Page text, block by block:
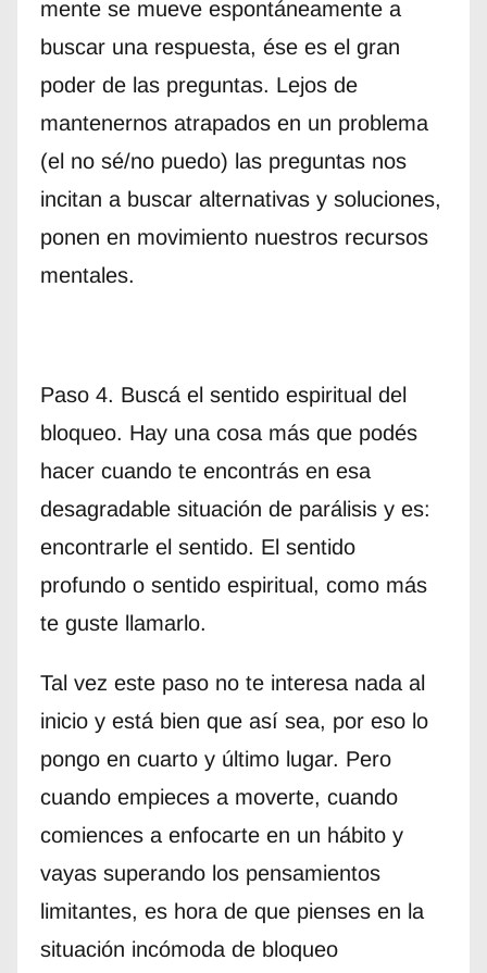
mente se mueve espontáneamente a
buscar una respuesta, ése es el gran
poder de las preguntas. Lejos de
mantenernos atrapados en un problema
(el no sé/no puedo) las preguntas nos
incitan a buscar alternativas y soluciones,
ponen en movimiento nuestros recursos
mentales.
Paso 4. Buscá el sentido espiritual del
bloqueo. Hay una cosa más que podés
hacer cuando te encontrás en esa
desagradable situación de parálisis y es:
encontrarle el sentido. El sentido
profundo o sentido espiritual, como más
te guste llamarlo.
Tal vez este paso no te interesa nada al
inicio y está bien que así sea, por eso lo
pongo en cuarto y último lugar. Pero
cuando empieces a moverte, cuando
comiences a enfocarte en un hábito y
vayas superando los pensamientos
limitantes, es hora de que pienses en la
situación incómoda de bloqueo